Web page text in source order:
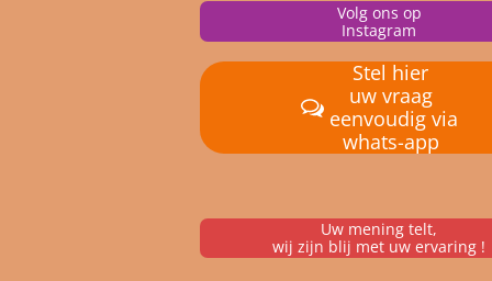
Volg ons op
Instagram
Stel hier
uw vraag
eenvoudig via
whats-app
Uw mening telt,
wij zijn blij met uw ervaring !